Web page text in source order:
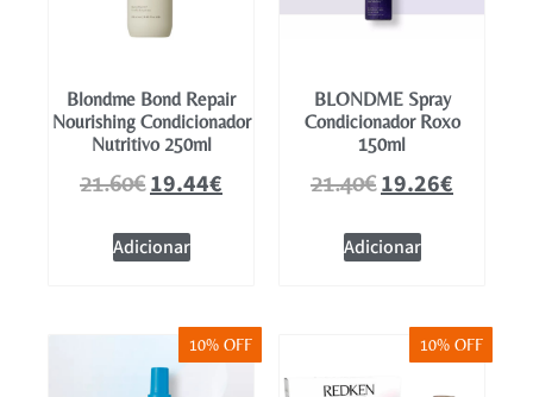
Blondme Bond Repair
Nourishing Condicionador
Nutritivo 250ml
21.60€19.44€
Adicionar
BLONDME Spray
Condicionador Roxo
150ml
21.40€19.26€
Adicionar
10% OFF 10% OFF